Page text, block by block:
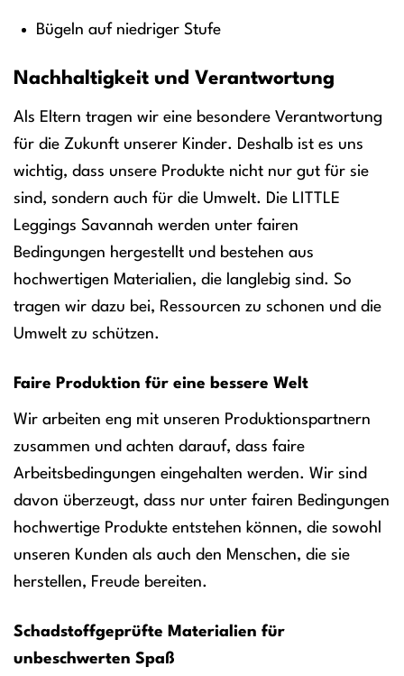
Bügeln auf niedriger Stufe
Nachhaltigkeit und Verantwortung
Als Eltern tragen wir eine besondere Verantwortung
für die Zukunft unserer Kinder. Deshalb ist es uns
wichtig, dass unsere Produkte nicht nur gut für sie
sind, sondern auch für die Umwelt. Die LITTLE
Leggings Savannah werden unter fairen
Bedingungen hergestellt und bestehen aus
hochwertigen Materialien, die langlebig sind. So
tragen wir dazu bei, Ressourcen zu schonen und die
Umwelt zu schützen.
Faire Produktion für eine bessere Welt
Wir arbeiten eng mit unseren Produktionspartnern
zusammen und achten darauf, dass faire
Arbeitsbedingungen eingehalten werden. Wir sind
davon überzeugt, dass nur unter fairen Bedingungen
hochwertige Produkte entstehen können, die sowohl
unseren Kunden als auch den Menschen, die sie
herstellen, Freude bereiten.
Schadstoffgeprüfte Materialien für
unbeschwerten Spaß